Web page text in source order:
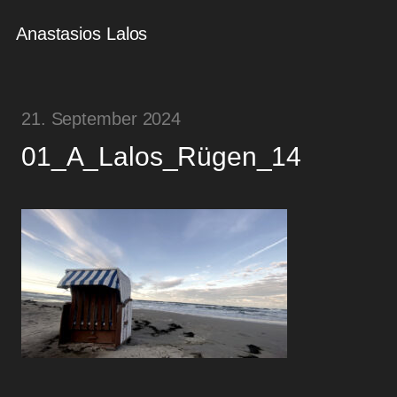
Anastasios Lalos
21. September 2024
01_A_Lalos_Rügen_14